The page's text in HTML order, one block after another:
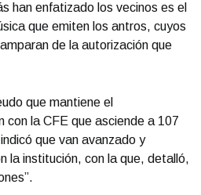
han enfatizado los vecinos es el
que emiten los antros, cuyos
de la autorización que
que mantiene el
con la CFE que asciende a 107
que van avanzado y
la institución, con la que, detalló,